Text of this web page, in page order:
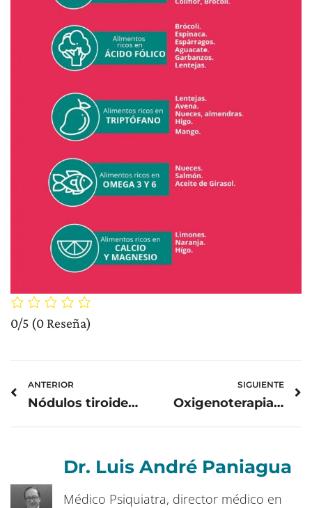
0/5 (0 Reseña)
ANTERIOR
Nódulos tiroideos
SIGUIENTE
Oxigenoterapia domiciliaria
Dr. Luis André Paniagua
Médico Psiquiatra, director médico en